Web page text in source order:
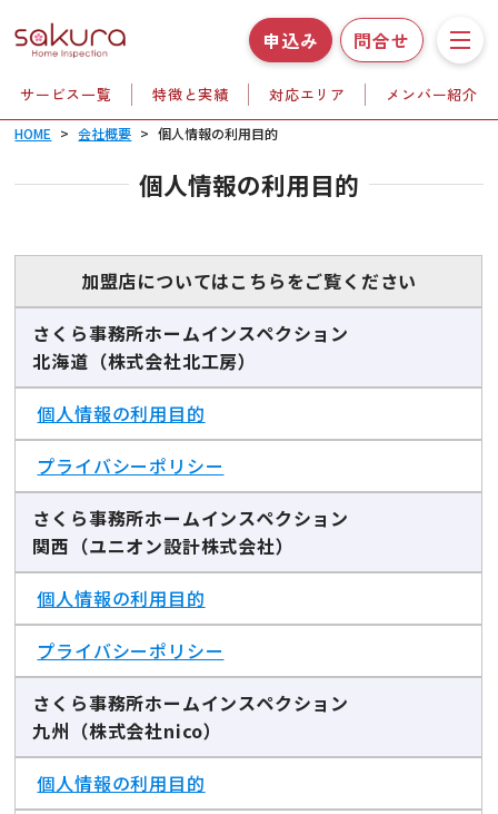
申込み 問合せ
サービス一覧 特徴と実績 対応エリア メンバー紹介
ホーム
ホームインスペクションとは
対応エリア
メンバー紹介
よくある質問
会社概要
HOME > 会社概要 > 個人情報の利用目的
個人情報の利用目的
加盟店についてはこちらをご覧ください
さくら事務所ホームインスペクション
北海道（株式会社北工房）
個人情報の利用目的
プライバシーポリシー
さくら事務所ホームインスペクション
関西（ユニオン設計株式会社）
個人情報の利用目的
プライバシーポリシー
さくら事務所ホームインスペクション
九州（株式会社nico）
個人情報の利用目的